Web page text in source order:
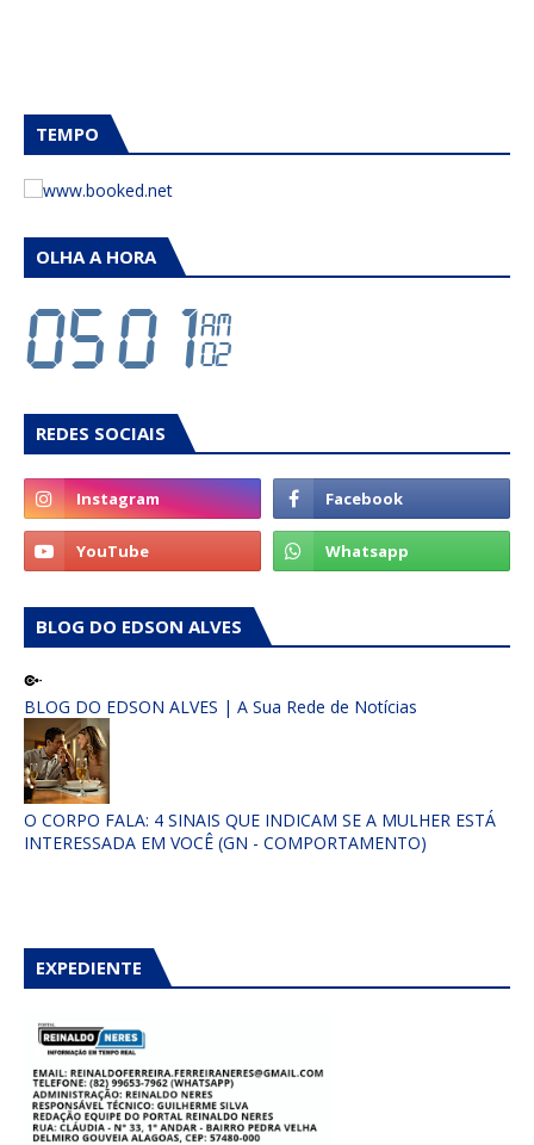
TEMPO
OLHA A HORA
REDES SOCIAIS
BLOG DO EDSON ALVES
BLOG DO EDSON ALVES | A Sua Rede de Notícias
O CORPO FALA: 4 SINAIS QUE INDICAM SE A MULHER ESTÁ
INTERESSADA EM VOCÊ (GN - COMPORTAMENTO)
EXPEDIENTE